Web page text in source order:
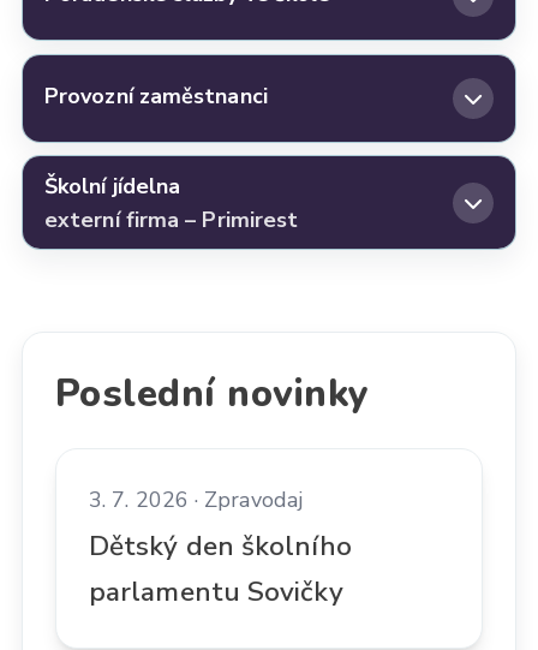
Provozní zaměstnanci
Školní jídelna
externí firma – Primirest
Poslední novinky
3. 7. 2026 · Zpravodaj
Dětský den školního
parlamentu Sovičky